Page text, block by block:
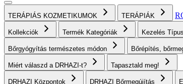
TERÁPIÁS KOZMETIKUMOK TERÁPIÁK
Kollekciók Termék Kategóriák Kezelés
Bőrgyógyítás természetes módon Bőrépítés,
Miért válaszd a DRHAZI-t? Tapasztald meg!
DRHAZI Központok DRHAZI Bőrmegújítás